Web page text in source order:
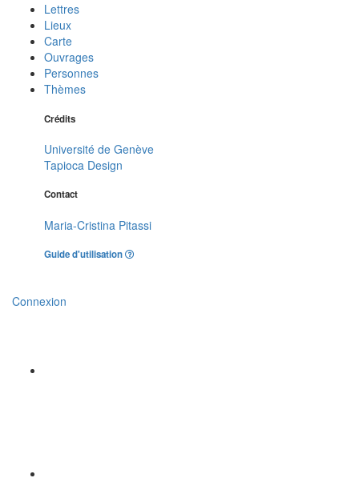
Lettres
Lieux
Carte
Ouvrages
Personnes
Thèmes
Crédits
Université de Genève
Tapioca Design
Contact
Maria-Cristina Pitassi
Guide d'utilisation
Connexion